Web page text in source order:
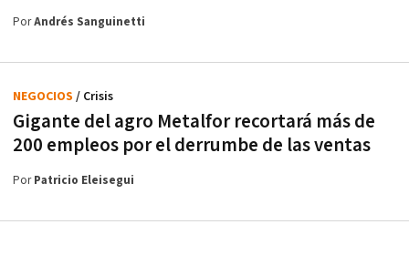
PorAndrés Sanguinetti
Gigante del agro Metalfor recortará más de
200 empleos por el derrumbe de las ventas
NEGOCIOS / Crisis
PorPatricio Eleisegui